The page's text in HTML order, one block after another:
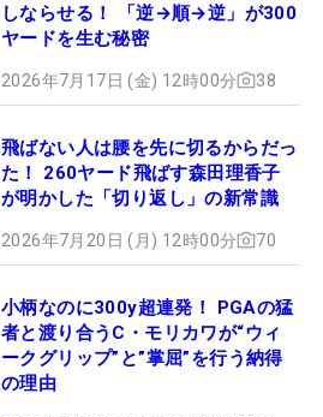
しならせる！ 「逆→順→逆」が300
ヤードを生む秘密
2026年7月17日 (金) 12時00分 38
飛ばない人は腰を先に切るからだっ
た！ 260ヤード飛ばす森田理香子
が明かした「切り返し」の新常識
2026年7月20日 (月) 12時00分 70
小柄なのに300y超連発！ PGAの猛
者と渡り合うC・モリカワが“ウィ
ークグリップ”と”掌屈”を行う納得
の理由